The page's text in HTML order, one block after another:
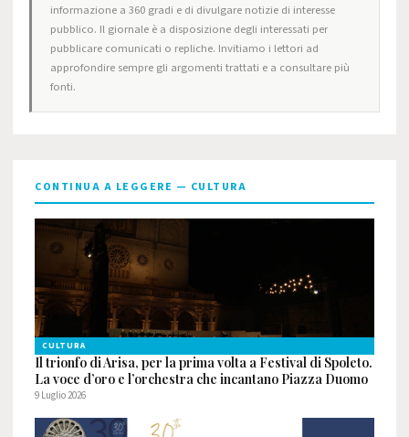
informazione a 360 gradi e di divulgare notizie di interesse
pubblico. Il giornale è a disposizione degli interessati per
pubblicare comunicati o repliche. Invitiamo i lettori ad
approfondire sempre gli argomenti trattati e a consultare più
fonti.
CONTINUA A LEGGERE — CULTURA
CULTURA
Il trionfo di Arisa, per la prima volta a Festival di Spoleto.
La voce d’oro e l’orchestra che incantano Piazza Duomo
9 Luglio 2026